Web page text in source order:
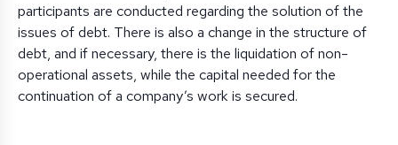
participants are conducted regarding the solution of the
issues of debt. There is also a change in the structure of
debt, and if necessary, there is the liquidation of non-
operational assets, while the capital needed for the
continuation of a company’s work is secured.